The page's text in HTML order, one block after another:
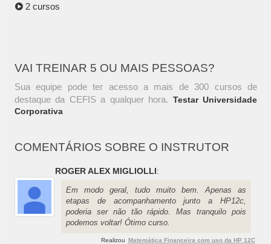
2 cursos
VAI TREINAR 5 OU MAIS PESSOAS?
Sua equipe pode ter acesso a mais de 300 cursos de
destaque da CEFIS a qualquer hora. Testar Universidade
Corporativa
COMENTÁRIOS SOBRE O INSTRUTOR
ROGER ALEX MIGLIOLLI:
Em modo geral, tudo muito bem. Apenas as
etapas de acompanhamento junto a HP12c,
poderia ser não tão rápido. Mas tranquilo pois
podemos voltar! Ótimo curso.
Realizou Matemática Financeira com uso da HP 12C